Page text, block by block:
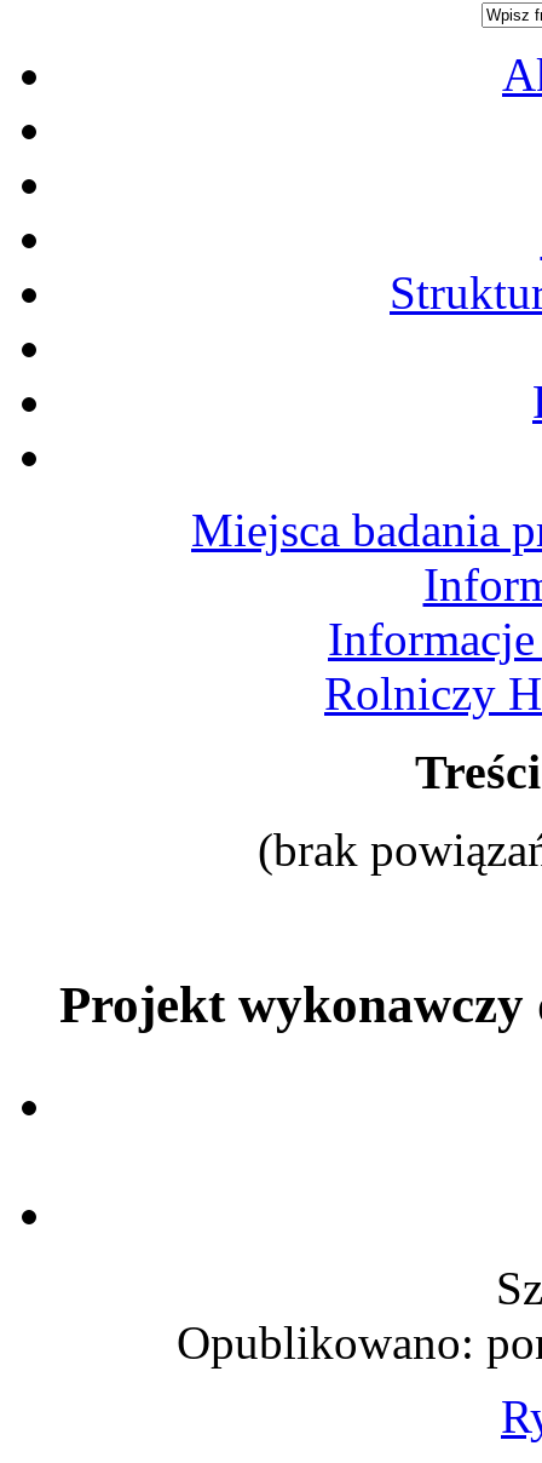
Miejsca badania
Rolniczy
(brak
Projekt wykonawczy
Opublikowano: